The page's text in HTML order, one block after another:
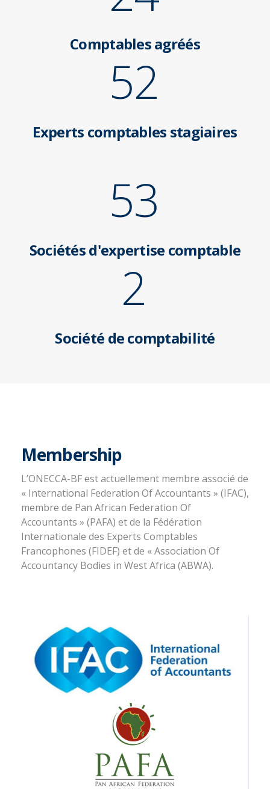
Comptables agréés
52
Experts comptables stagiaires
53
Sociétés d'expertise comptable
2
Société de comptabilité
Membership
L’ONECCA-BF est actuellement membre associé de
« International Federation Of Accountants » (IFAC),
membre de Pan African Federation Of
Accountants » (PAFA) et de la Fédération
Internationale des Experts Comptables
Francophones (FIDEF) et de « Association Of
Accountancy Bodies in West Africa (ABWA).